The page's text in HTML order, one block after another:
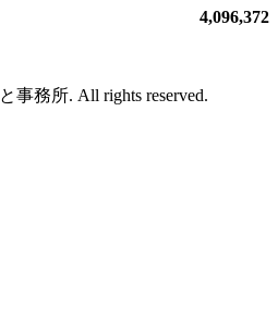
4,096,372
事務所. All rights reserved.